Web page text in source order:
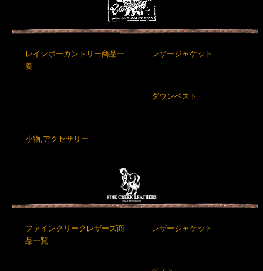
レインボーカントリー商品一
覧
レザージャケット
ダウンベスト
小物,アクセサリー
ファインクリークレザーズ商
品一覧
レザージャケット